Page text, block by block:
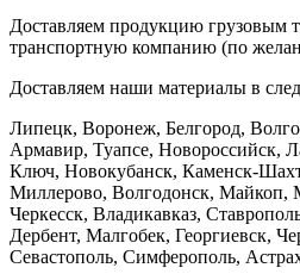
Доставляем продукцию грузовым
транспортную компанию (по
Доставляем наши материалы в
Липецк, Воронеж, Белгород,
Армавир, Туапсе, Новороссийск,
Ключ, Новокубанск, Каменск-
Миллерово, Волгодонск, Майкоп,
Черкесск, Владикавказ,
Дербент, Малгобек, Георгиевск,
Севастополь, Симферополь,